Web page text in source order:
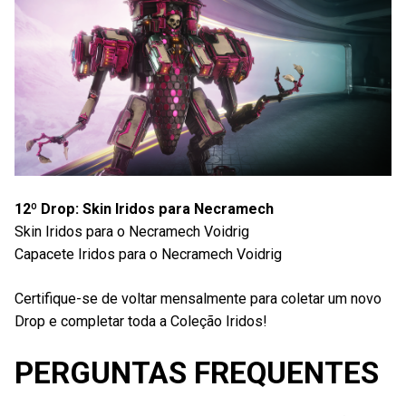
12º Drop: Skin Iridos para Necramech
Skin Iridos para o Necramech Voidrig
Capacete Iridos para o Necramech Voidrig
Certifique-se de voltar mensalmente para coletar um novo
Drop e completar toda a Coleção Iridos!
PERGUNTAS FREQUENTES